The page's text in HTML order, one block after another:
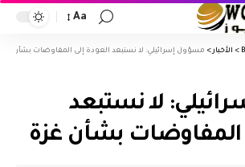
Aa
> الأخبار > مسؤول إسرائيلي: لا نستبعد العودة إلى المفاوضات بشأن غزة
لا نستبعد
المفاوضات بشأن غزة